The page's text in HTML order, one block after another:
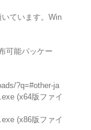
ています。Win
可能パッケー
?q=#other-ja
(x64版ファイ
(x86版ファイ